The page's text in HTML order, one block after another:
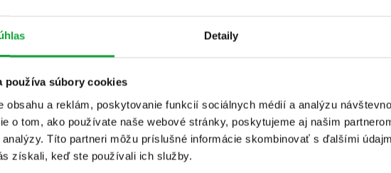
Detaily
používa súbory cookies
obsahu a reklám, poskytovanie funkcií sociálnych médií a analýzu
o tom, ako používate naše webové stránky, poskytujeme aj našim
Títo partneri môžu príslušné informácie skombinovať s ďalšími
získali, keď ste používali ich služby.